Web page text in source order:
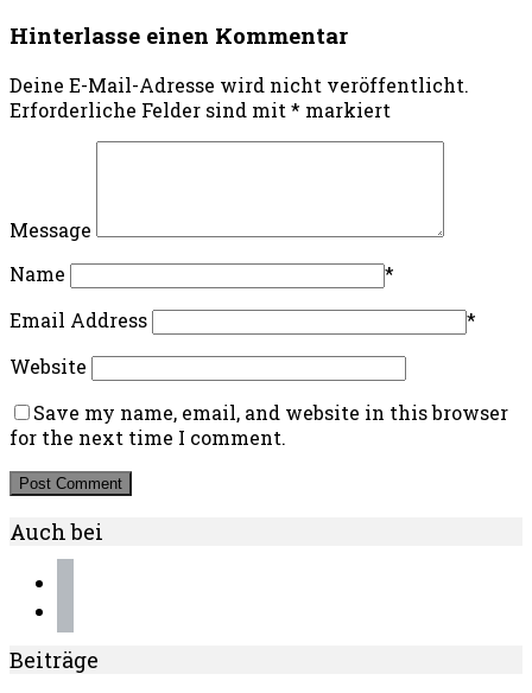
Hinterlasse einen Kommentar
Deine E-Mail-Adresse wird nicht veröffentlicht.
Erforderliche Felder sind mit * markiert
Message
Name
*
Email Address
*
Website
Save my name, email, and website in this browser
for the next time I comment.
Auch bei
Beiträge